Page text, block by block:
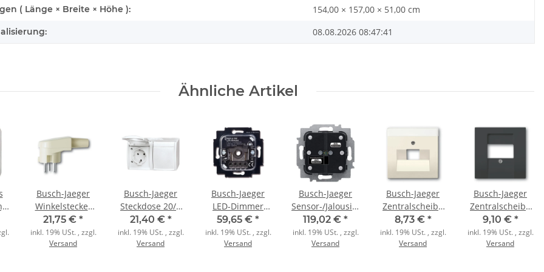
( Länge × Breite × Höhe ): 154,00 × 157,00 × 51,00 cm
08.08.2026 08:47:41
Ähnliche Artikel
Busch-Jaeger
Winkelstecker
2064 SWLW
Perilex weiß RAL
1013
21,75 € *
inkl. 19% USt. , zzgl.
Versand
Busch-Jaeger
Steckdose 20/2
EW-54
waagerecht
alpinweiß
21,40 € *
inkl. 19% USt. , zzgl.
Versand
Busch-Jaeger
LED-Dimmer
6523 U-102 2D
AN 250 VA
59,65 € *
inkl. 19% USt. , zzgl.
Versand
Busch-Jaeger
Sensor-/Jalousieaktor
6213/2.1 2/1fach
119,02 € *
inkl. 19% USt. , zzgl.
Versand
Busch-Jaeger
Zentralscheibe
1803-82
elfenbeinweiß
8,73 € *
inkl. 19% USt. , zzgl.
Versand
Busch-Jaeger
Zentralscheibe
1766-885
schwarz matt
9,10 € *
inkl. 19% USt. , zzgl.
Versand